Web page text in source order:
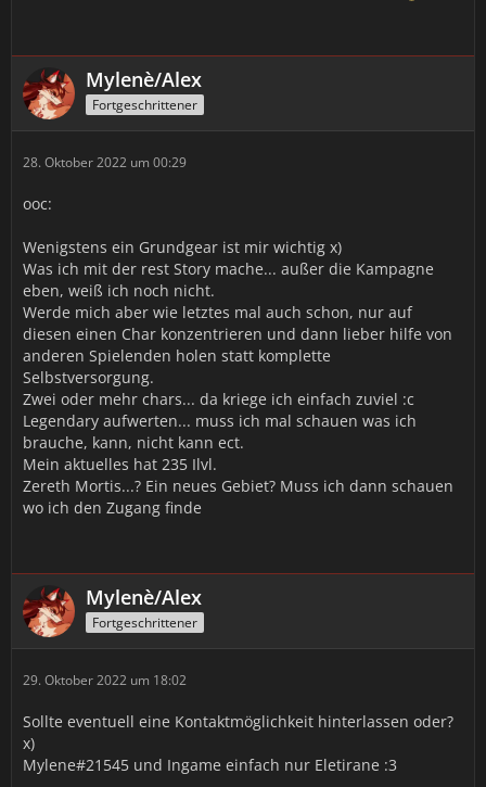
Mylenè/Alex
Fortgeschrittener
28. Oktober 2022 um 00:29
ooc:
Wenigstens ein Grundgear ist mir wichtig x)
Was ich mit der rest Story mache... außer die Kampagne
eben, weiß ich noch nicht.
Werde mich aber wie letztes mal auch schon, nur auf
diesen einen Char konzentrieren und dann lieber hilfe von
anderen Spielenden holen statt komplette
Selbstversorgung.
Zwei oder mehr chars... da kriege ich einfach zuviel :c
Legendary aufwerten... muss ich mal schauen was ich
brauche, kann, nicht kann ect.
Mein aktuelles hat 235 Ilvl.
Zereth Mortis...? Ein neues Gebiet? Muss ich dann schauen
wo ich den Zugang finde
Mylenè/Alex
Fortgeschrittener
29. Oktober 2022 um 18:02
Sollte eventuell eine Kontaktmöglichkeit hinterlassen oder?
x)
Mylene#21545 und Ingame einfach nur Eletirane :3